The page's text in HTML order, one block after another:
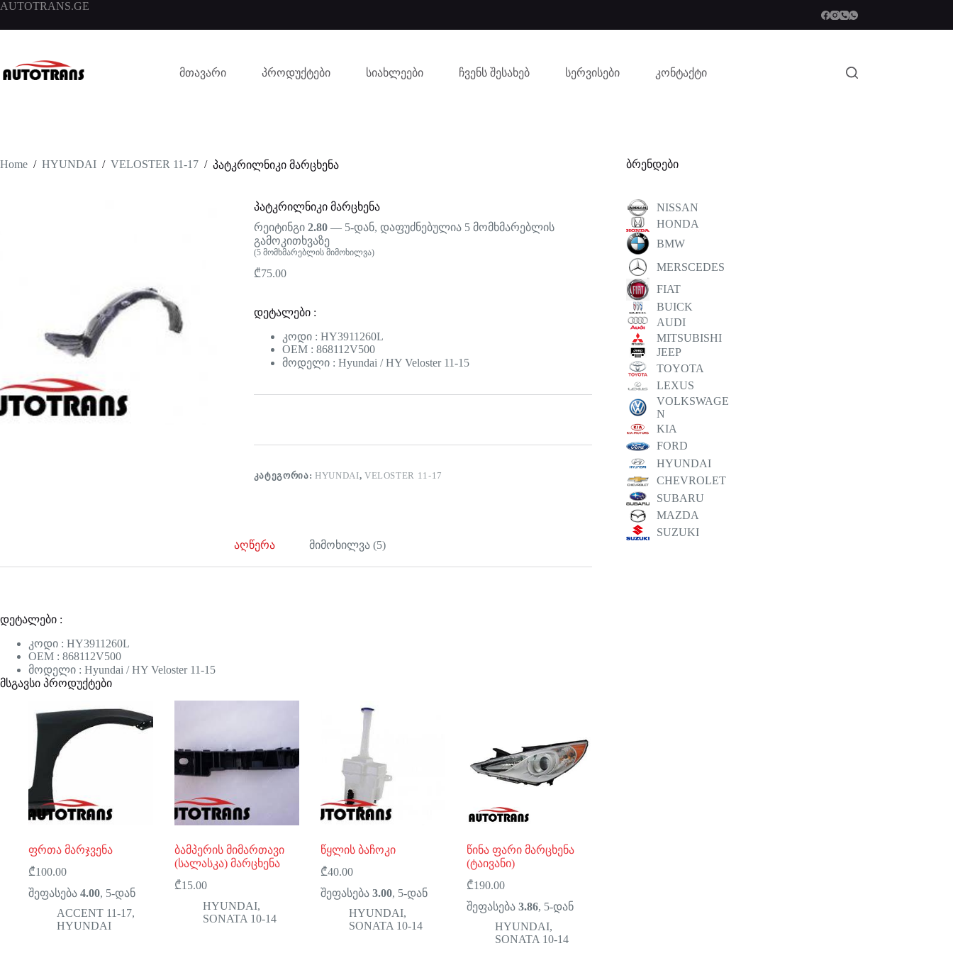
AUTOTRANS.GE
მთავარი პროდუქტები სიახლეები ჩვენს შესახებ სერვისები კონტაქტი
Home / HYUNDAI / VELOSTER 11-17 / პატკრილნიკი მარცხენა
პატკრილნიკი მარცხენა
რეიტინგი 2.80— 5-დან, დაფუძნებულია 5მომხმარებლის
გამოკითხვაზე
(5მომხმარებლის მიმოხილვა)
₾75.00
დეტალები :
კოდი : HY3911260L
OEM : 868112V500
მოდელი : Hyundai / HY Veloster 11-15
ᲙᲐᲢᲔᲒᲝᲠᲘᲐ: HYUNDAI, VELOSTER 11-17
აღწერა მიმოხილვა (5)
დეტალები :
კოდი : HY3911260L
OEM : 868112V500
მოდელი : Hyundai / HY Veloster 11-15
მსგავსი პროდუქტები
ფრთა მარჯვენა
₾100.00
შეფასება 4.00, 5-დან
ACCENT 11-17,
HYUNDAI
ბამპერის მიმართავი
(სალასკა) მარცხენა
₾15.00
HYUNDAI,
SONATA 10-14
წყლის ბაჩოკი
₾40.00
შეფასება3.00, 5-დან
HYUNDAI,
SONATA 10-14
წინა ფარი მარცხენა
(ტაივანი)
₾190.00
შეფასება3.86, 5-დან
HYUNDAI,
SONATA 10-14
ბრენდები
NISSAN
HONDA
BMW
MERSCEDES
FIAT
BUICK
AUDI
MITSUBISHI
JEEP
TOYOTA
LEXUS
VOLKSWAGE
N
KIA
FORD
HYUNDAI
CHEVROLET
SUBARU
MAZDA
SUZUKI